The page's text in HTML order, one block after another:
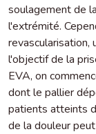
soulagement de
l'extrémité.
l'objectif de la
EVA, on
dont le pallier
patients atteints
de la douleur